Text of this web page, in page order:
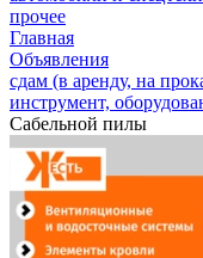
прочее
Главная
Объявления
сдам (в аренду, на
инструмент,
Сабельной пилы